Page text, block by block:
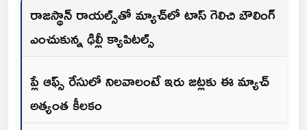
రాజస్థాన్ రాయల్స్‌తో మ్యాచ్‌లో టాస్ గెలిచి బౌలింగ్
ఎంచుకున్న ఢిల్లీ క్యాపిటల్స్
ప్లే ఆఫ్స్ రేసులో నిలవాలంటే ఇరు జట్లకు ఈ మ్యాచ్
అత్యంత కీలకం